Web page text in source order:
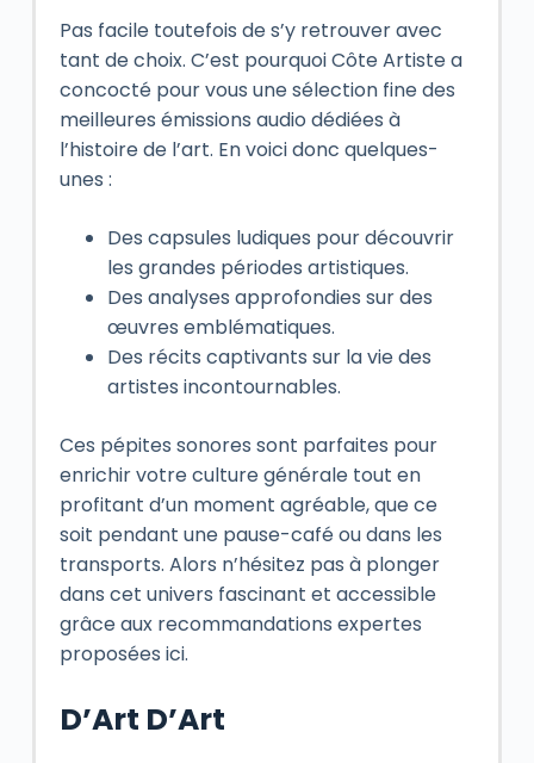
Pas facile toutefois de s’y retrouver avec
tant de choix. C’est pourquoi Côte Artiste a
concocté pour vous une sélection fine des
meilleures émissions audio dédiées à
l’histoire de l’art. En voici donc quelques-
unes :
Des capsules ludiques pour découvrir
les grandes périodes artistiques.
Des analyses approfondies sur des
œuvres emblématiques.
Des récits captivants sur la vie des
artistes incontournables.
Ces pépites sonores sont parfaites pour
enrichir votre culture générale tout en
profitant d’un moment agréable, que ce
soit pendant une pause-café ou dans les
transports. Alors n’hésitez pas à plonger
dans cet univers fascinant et accessible
grâce aux recommandations expertes
proposées ici.
D’Art D’Art